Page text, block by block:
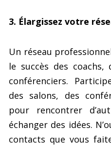
3. Élargissez votre
Un réseau
le succès des
conférenciers.
des salons, des
pour rencontrer
échanger des idées.
contacts que vous